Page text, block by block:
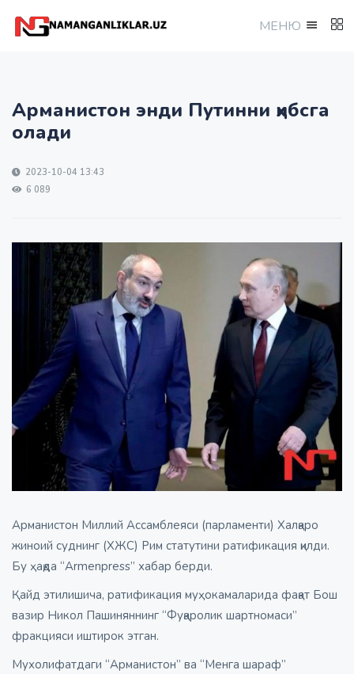
МEНЮ
Арманистон энди Путинни ҳибсга
олади
2023-10-04 13:43
6 089
Арманистон Миллий Ассамблеяси (парламенти) Халқаро
жиноий суднинг (ХЖС) Рим статутини ратификация қилди.
Бу ҳақда “Armenpress” хабар берди.
Қайд этилишича, ратификация муҳокамаларида фақат Бош
вазир Никол Пашиняннинг “Фуқаролик шартномаси”
фракцияси иштирок этган.
Мухолифатдаги “Арманистон” ва “Менга шараф”